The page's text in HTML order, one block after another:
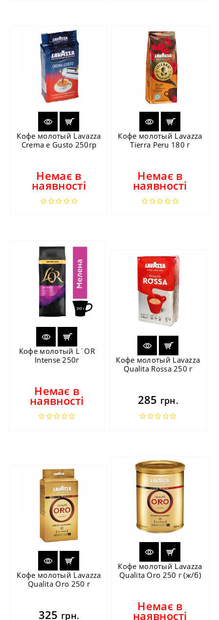
Кофе молотый Lavazza
Crema e Gusto 250гр
Немає в
наявності
Кофе молотый Lavazza
Tierra Peru 180 г
Немає в
наявності
Кофе молотый L`OR
Intense 250г
Немає в
наявності
Кофе молотый Lavazza
Qualita Rossa 250 г
285 грн.
Кофе молотый Lavazza
Qualita Oro 250 г
325 грн.
Кофе молотый Lavazza
Qualita Oro 250 г (ж/б)
Немає в
наявності